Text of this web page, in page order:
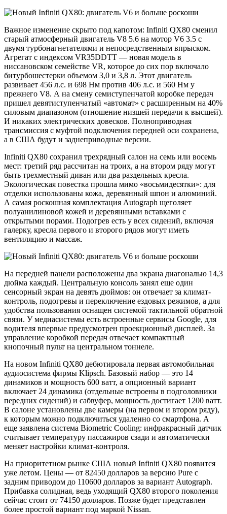
Важное изменение скрыто под капотом: Infiniti QX80 сменил
старый атмосферный двигатель V8 5.6 на мотор V6 3.5 с
двумя турбонагнетателями и непосредственным впрыском.
Агрегат с индексом VR35DDTT — новая модель в
ниссановском семействе VR, которое до сих пор включало
битурбошестерки объемом 3,0 и 3,8 л. Этот двигатель
развивает 456 л.с. и 698 Нм против 406 л.с. и 560 Нм у
прежнего V8. А на смену семиступенчатой коробке передач
пришел девятиступенчатый «автомат» с расширенным на 40%
силовым диапазоном (отношение низшей передачи к высшей).
И никаких электрических довесков. Полноприводная
трансмиссия с муфтой подключения передней оси сохранена,
а в США будут и заднеприводные версии.
Infiniti QX80 сохранил трехрядный салон на семь или восемь
мест: третий ряд рассчитан на троих, а на втором ряду могут
быть трехместный диван или два раздельных кресла.
Экологическая повестка прошла мимо «восьмидесятки»: для
отделки использованы кожа, деревянный шпон и алюминий.
А самая роскошная комплектация Autograph щеголяет
полуанилиновой кожей и деревянными вставками с
открытыми порами. Подогрев есть у всех сидений, включая
галерку, кресла первого и второго рядов могут иметь
вентиляцию и массаж.
На передней панели расположены два экрана диагональю 14,3
дюйма каждый. Центральную консоль занял еще один
сенсорный экран на девять дюймов: он отвечает за климат-
контроль, подогревы и переключение ездовых режимов, а для
удобства пользования оснащен системой тактильной обратной
связи. У медиасистемы есть встроенные сервисы Google, для
водителя впервые предусмотрен проекционный дисплей. За
управление коробкой передач отвечает компактный
кнопочный пульт на центральном тоннеле.
На новом Infiniti QX80 дебютировала первая автомобильная
аудиосистема фирмы Klipsch. Базовый набор — это 14
динамиков и мощность 600 ватт, а опционный вариант
включает 24 динамика (отдельные встроены в подголовники
передних сидений) и сабвуфер, мощность достигает 1200 ватт.
В салоне установлены две камеры (на первом и втором ряду),
к которым можно подключиться удаленно со смартфона. А
еще заявлена система Biometric Cooling: инфракрасный датчик
считывает температуру пассажиров сзади и автоматически
меняет настройки климат-контроля.
На приоритетном рынке США новый Infiniti QX80 появится
уже летом. Цены — от 82450 долларов за версию Pure с
задним приводом до 110600 долларов за вариант Autograph.
Прибавка солидная, ведь уходящий QX80 второго поколения
сейчас стоит от 74150 долларов. Позже будет представлен
более простой вариант под маркой Nissan.